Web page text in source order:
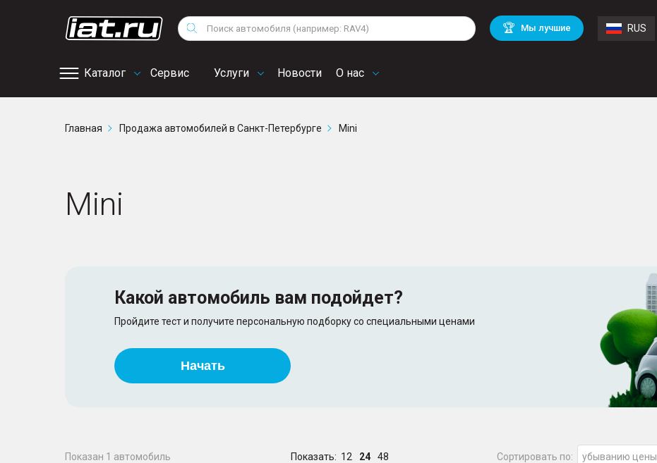
Поиск 🏆 Мы лучшие RUS
Каталог Сервис
сервис
Услуги Новости О нас
Снегоходы
Квадроциклы
Volkswagen
Mitsubishi BMW
Audi
Mercedes Benz Volvo
Главная Продажа автомобилей в Санкт-Петербурге Mini
Mini
Какой автомобиль вам подойдет?
Пройдите тест и получите персональную подборку со специальными ценами
Начать
Показан 1 автомобиль Показать: 12 24 48 Сортировать по: убыванию цены